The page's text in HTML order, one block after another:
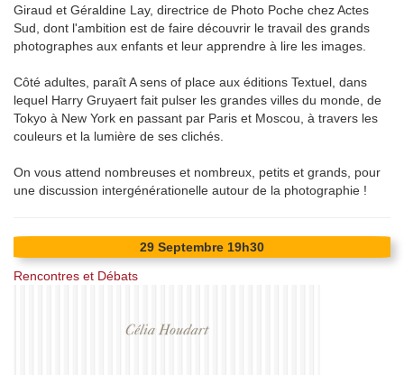
Giraud et Géraldine Lay, directrice de Photo Poche chez Actes
Sud, dont l'ambition est de faire découvrir le travail des grands
photographes aux enfants et leur apprendre à lire les images.
Côté adultes, paraît A sens of place aux éditions Textuel, dans
lequel Harry Gruyaert fait pulser les grandes villes du monde, de
Tokyo à New York en passant par Paris et Moscou, à travers les
couleurs et la lumière de ses clichés.
On vous attend nombreuses et nombreux, petits et grands, pour
une discussion intergénérationelle autour de la photographie !
29 Septembre 19h30
Rencontres et Débats